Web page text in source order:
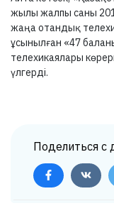
жылы жалпы саны
жаңа отандық
ұсынылған «47
телехикаялары
үлгерді.
Поделиться с